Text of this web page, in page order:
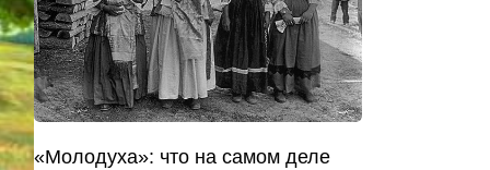
«Молодуха»: что на самом деле